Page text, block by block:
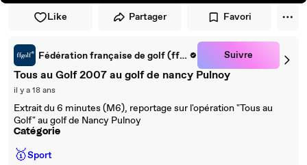
Like Partager Favori
Fédération française de golf (ffgolf) Suivre
Tous au Golf 2007 au golf de nancy Pulnoy
il y a 18 ans
Extrait du 6 minutes (M6), reportage sur l'opération "Tous au
Golf" au golf de Nancy Pulnoy
Catégorie
🥇Sport